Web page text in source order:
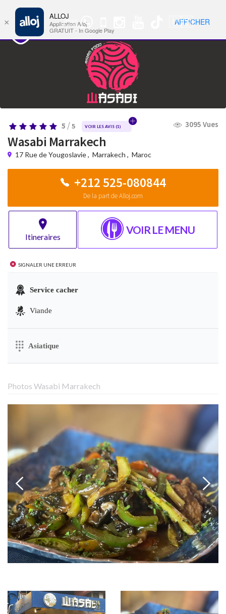
Groupe
WhatsApp
🇺🇸 Nav
5 /5 VOIR LES AVIS (1) 3095 Vues
Wasabi Marrakech
17 Rue de Yougoslavie, Marrakech , Maroc
+212 525-080844
De la part de Alloj.com
Itineraires
VOIR LE MENU
Signaler une erreur
Service cacher
Viande
Asiatique
Photos Wasabi Marrakech
×
ALLOJ
Application Alloj
GRATUIT - In Google Play
AFFICHER